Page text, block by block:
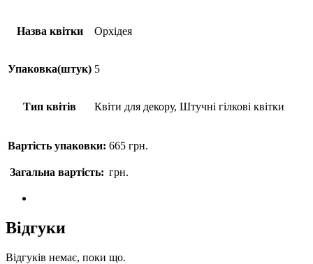
Назва квітки Орхідея
Упаковка(штук) 5
Тип квітів Квіти для декору, Штучні гілкові квітки
Вартість упаковки: 665 грн.
Загальна вартість: грн.
Відгуки
Відгуків немає, поки що.